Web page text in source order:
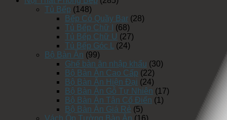
Tủ Bếp (148)
Bếp Có Quầy Bar (28)
Tủ Bếp Chữ I
(68)
Tủ Bếp Chữ U (27)
Tủ Bếp Góc L
(24)
Bộ Bàn Ăn (99)
Ghế bàn ăn nhập khẩu (30)
Bộ Bàn Ăn Cao Cấp (22)
Bộ Bàn Ăn Hiện Đại (24)
Bộ Bàn Ăn Gỗ Tự Nhiên (17)
Bộ Bàn Ăn Tân Cổ Điển (1)
Bộ Bàn Ăn Giá Rẻ (5)
Vách Ốp Tường Bàn Ăn (16)